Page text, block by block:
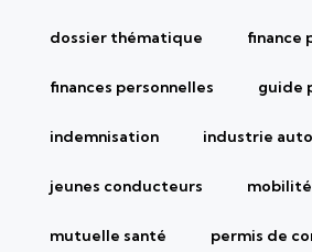
dossier thématique finance
finances personnelles guide
indemnisation industrie
jeunes conducteurs mobilité
mutuelle santé permis de